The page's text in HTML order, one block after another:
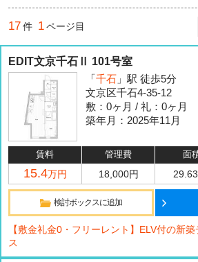
17件 1ページ目
EDIT文京千石Ⅱ 101号室
「 千石 」駅 徒歩5分
文京区千石4-35-12
敷：0ヶ月 / 礼：0ヶ月
築年月：2025年11月
賃料 管理費 面
15.4万円 18,000円
検討ボックスに追加
【敷金礼金0・フリーレント】ELV付の新
ス